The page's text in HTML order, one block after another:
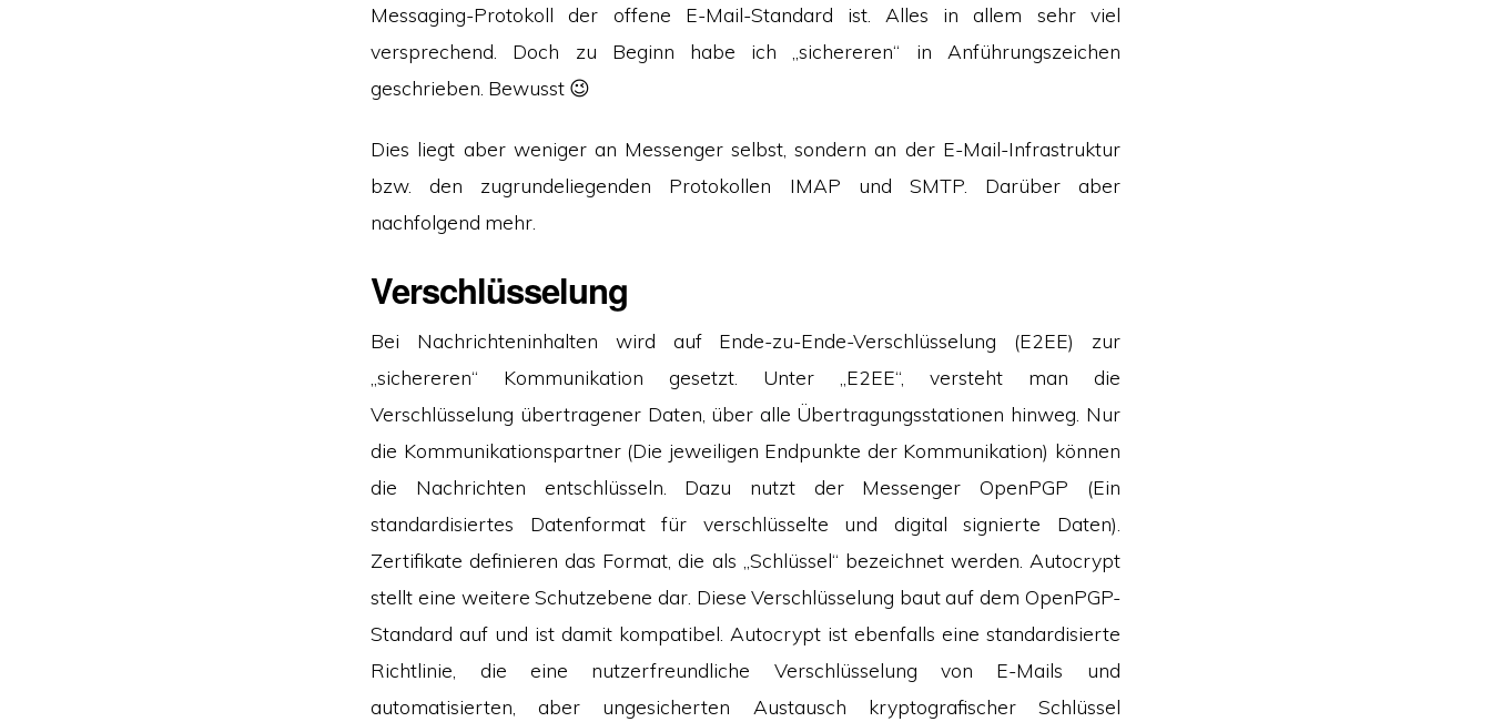
Messaging-Protokoll der offene E-Mail-Standard ist. Alles in allem sehr viel
versprechend. Doch zu Beginn habe ich „sichereren“ in Anführungszeichen
geschrieben. Bewusst 😉
Dies liegt aber weniger an Messenger selbst, sondern an der E-Mail-Infrastruktur
bzw. den zugrundeliegenden Protokollen IMAP und SMTP. Darüber aber
nachfolgend mehr.
Verschlüsselung
Bei Nachrichteninhalten wird auf Ende-zu-Ende-Verschlüsselung (E2EE) zur
„sichereren“ Kommunikation gesetzt. Unter „E2EE“, versteht man die
Verschlüsselung übertragener Daten, über alle Übertragungsstationen hinweg. Nur
die Kommunikationspartner (Die jeweiligen Endpunkte der Kommunikation) können
die Nachrichten entschlüsseln. Dazu nutzt der Messenger OpenPGP (Ein
standardisiertes Datenformat für verschlüsselte und digital signierte Daten).
Zertifikate definieren das Format, die als „Schlüssel“ bezeichnet werden. Autocrypt
stellt eine weitere Schutzebene dar. Diese Verschlüsselung baut auf dem OpenPGP-
Standard auf und ist damit kompatibel. Autocrypt ist ebenfalls eine standardisierte
Richtlinie, die eine nutzerfreundliche Verschlüsselung von E-Mails und
automatisierten, aber ungesicherten Austausch kryptografischer Schlüssel